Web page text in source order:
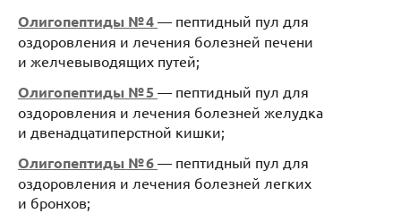
Олигопептиды № 4 — пептидный пул для
оздоровления и лечения болезней печени
и желчевыводящих путей;
Олигопептиды № 5 — пептидный пул для
оздоровления и лечения болезней желудка
и двенадцатиперстной кишки;
Олигопептиды № 6 — пептидный пул для
оздоровления и лечения болезней легких
и бронхов;